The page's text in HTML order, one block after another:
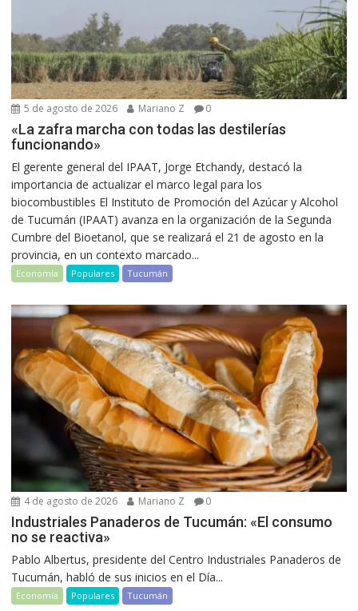
5 de agosto de 2026 Mariano Z 0
«La zafra marcha con todas las destilerías
funcionando»
El gerente general del IPAAT, Jorge Etchandy, destacó la
importancia de actualizar el marco legal para los
biocombustibles El Instituto de Promoción del Azúcar y Alcohol
de Tucumán (IPAAT) avanza en la organización de la Segunda
Cumbre del Bioetanol, que se realizará el 21 de agosto en la
provincia, en un contexto marcado...
Economía Populares Tucumán
4 de agosto de 2026 Mariano Z 0
Industriales Panaderos de Tucumán: «El consumo
no se reactiva»
Pablo Albertus, presidente del Centro Industriales Panaderos de
Tucumán, habló de sus inicios en el Día...
Economía Populares Tucumán